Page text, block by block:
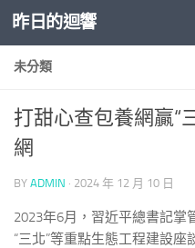
Skip to content
昨日的迴響
未分類
打甜心查包養網贏“
網
BY ADMIN · 2024 年 12 月 10 日
2023年6月，習近平總書記掌
“三北”等重點生態工程建設